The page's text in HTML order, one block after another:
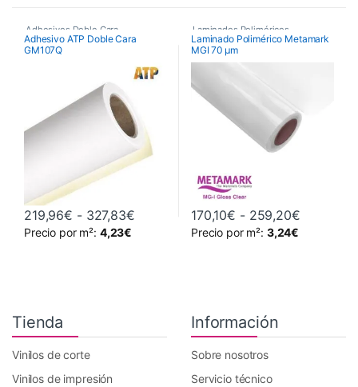
Adhesivos Doble Cara
Láminados y Adhesivos
Adhesivo ATP Doble Cara
GM107Q
219,96€ - 327,83€Rango de precios: desde 219,96€
Precio por m²: 4,23€
Este producto tiene múltiples variantes. Las opciones se
Laminados Poliméricos
Láminados y Adhesivos
Laminado Polimérico Metamark
MGI 70 μm
170,10€ - 259,20€Rango
Precio por m²: 3,24€
Este producto tiene múltiples
Tienda
Vinilos de corte
Vinilos de impresión
Información
Sobre nosotros
Servicio técnico